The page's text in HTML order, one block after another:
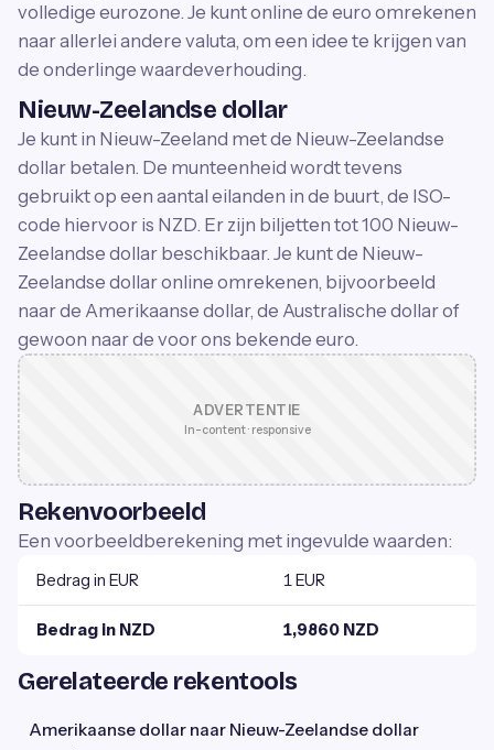
volledige eurozone. Je kunt online de euro omrekenen
naar allerlei andere valuta, om een idee te krijgen van
de onderlinge waardeverhouding.
Nieuw-Zeelandse dollar
Je kunt in Nieuw-Zeeland met de Nieuw-Zeelandse
dollar betalen. De munteenheid wordt tevens
gebruikt op een aantal eilanden in de buurt, de ISO-
code hiervoor is NZD. Er zijn biljetten tot 100 Nieuw-
Zeelandse dollar beschikbaar. Je kunt de Nieuw-
Zeelandse dollar online omrekenen, bijvoorbeeld
naar de Amerikaanse dollar, de Australische dollar of
gewoon naar de voor ons bekende euro.
ADVERTENTIE
In-content · responsive
Rekenvoorbeeld
Een voorbeeldberekening met ingevulde waarden:
Bedrag in EUR 1 EUR
Bedrag in NZD 1,9860 NZD
Gerelateerde rekentools
Amerikaanse dollar naar Nieuw-Zeelandse dollar